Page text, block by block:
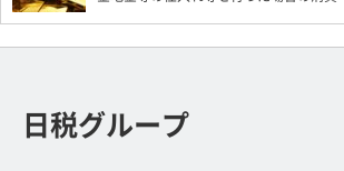
日税グループ